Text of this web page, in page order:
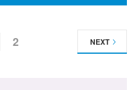
2 NEXT